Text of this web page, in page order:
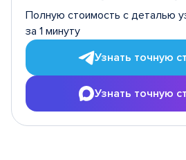
Полную стоимость с деталью
за 1 минуту
Узнать точную
Узнать точную